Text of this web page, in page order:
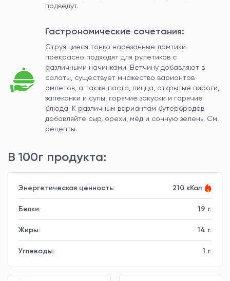
подведут.
Гастрономические сочетания:
Струящиеся тонко нарезанные ломтики
прекрасно подходят для рулетиков с
различными начинками. Ветчину добавляют в
салаты, существует множество вариантов
омлетов, а также паста, пицца, открытые пироги,
запеканки и супы, горячие закуски и горячие
блюда. К различным вариантам бутербродов
добавляйте сыр, орехи, мёд и сочную зелень. См.
рецепты.
В 100г продукта:
Энергетическая ценность: 210 кКал
Белки: 19 г.
Жиры: 14 г.
Углеводы: 1 г.